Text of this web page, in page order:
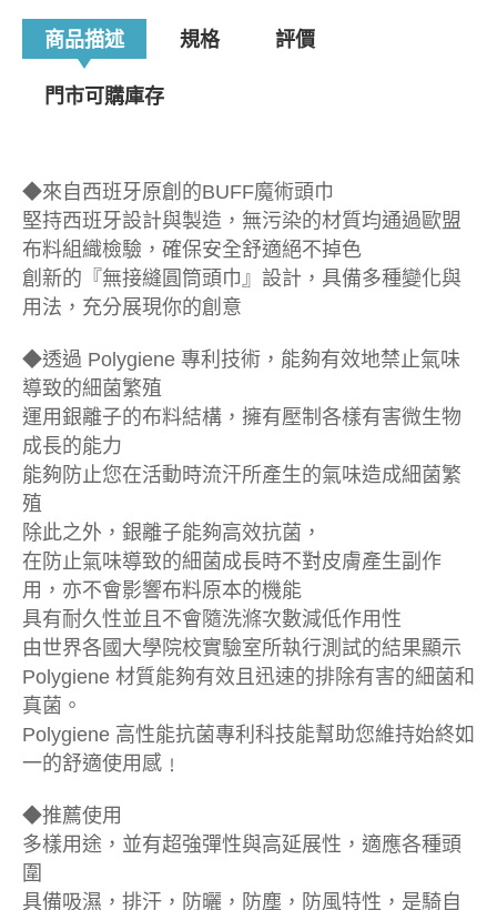
商品描述 規格 評價
門市可購庫存
◆來自西班牙原創的BUFF魔術頭巾
堅持西班牙設計與製造，無污染的材質均通過歐盟
布料組織檢驗，確保安全舒適絕不掉色
創新的『無接縫圓筒頭巾』設計，具備多種變化與
用法，充分展現你的創意
◆透過 Polygiene 專利技術，能夠有效地禁止氣味
導致的細菌繁殖
運用銀離子的布料結構，擁有壓制各樣有害微生物
成長的能力
能夠防止您在活動時流汗所產生的氣味造成細菌繁
殖
除此之外，銀離子能夠高效抗菌，
在防止氣味導致的細菌成長時不對皮膚產生副作
用，亦不會影響布料原本的機能
具有耐久性並且不會隨洗滌次數減低作用性
由世界各國大學院校實驗室所執行測試的結果顯示
Polygiene 材質能夠有效且迅速的排除有害的細菌和
真菌。
Polygiene 高性能抗菌專利科技能幫助您維持始終如
一的舒適使用感﹗
◆推薦使用
多樣用途，並有超強彈性與高延展性，適應各種頭
圍
具備吸濕，排汗，防曬，防塵，防風特性，是騎自